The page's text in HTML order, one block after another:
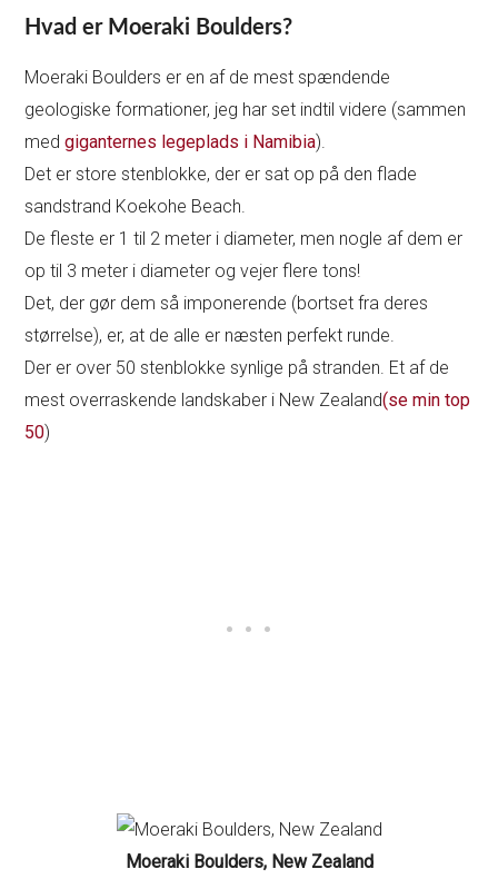
Hvad er Moeraki Boulders?
Moeraki Boulders er en af de mest spændende
geologiske formationer, jeg har set indtil videre (sammen
medgiganternes legeplads i Namibia).
Det er store stenblokke, der er sat op på den flade
sandstrand Koekohe Beach.
De fleste er 1 til 2 meter i diameter, men nogle af dem er
op til 3 meter i diameter og vejer flere tons!
Det, der gør dem så imponerende (bortset fra deres
størrelse), er, at de alle er næsten perfekt runde.
Der er over 50 stenblokke synlige på stranden. Et af de
mest overraskende landskaber i New Zealand(se min top
50)
Moeraki Boulders, New Zealand